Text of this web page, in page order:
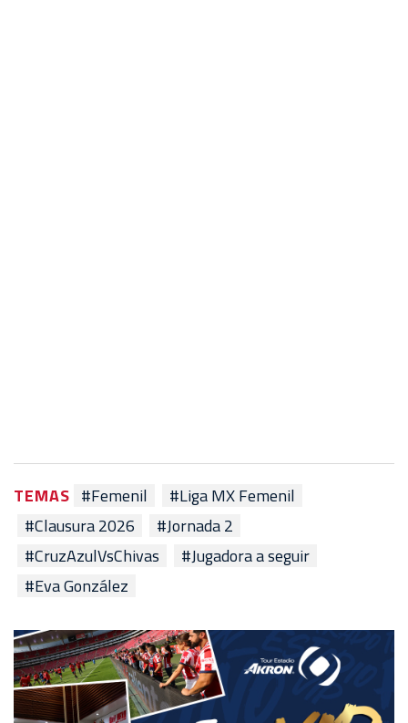
TEMAS #Femenil
#Liga MX Femenil
#Clausura 2026
#Jornada 2
#CruzAzulVsChivas
#Jugadora a seguir
#Eva González